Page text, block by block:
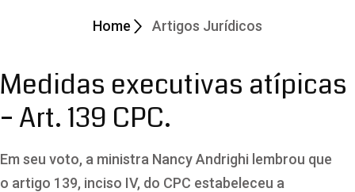
Home Artigos Jurídicos
Medidas executivas atípicas
– Art. 139 CPC.
Em seu voto, a ministra Nancy Andrighi lembrou que
o artigo 139, inciso IV, do CPC estabeleceu a